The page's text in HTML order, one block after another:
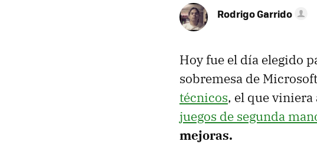
Rodrigo Garrido
Hoy fue el día elegido
sobremesa de
técnicos, el que viniera
juegos de segunda
mejoras.